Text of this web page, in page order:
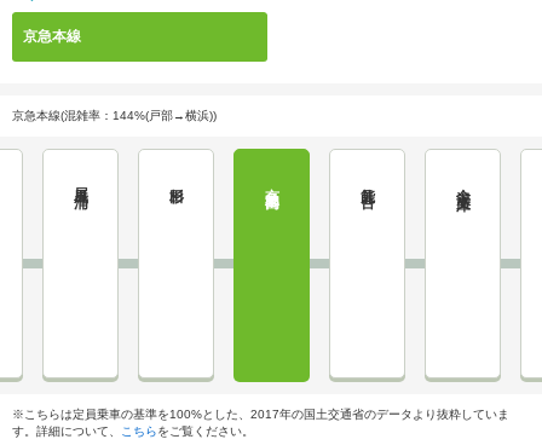
京急本線
京急本線(混雑率：144%(戸部→横浜))
※こちらは定員乗車の基準を100%とした、2017年の国土交通省のデータより抜粋していま
す。詳細について、
こちらをご覧ください。